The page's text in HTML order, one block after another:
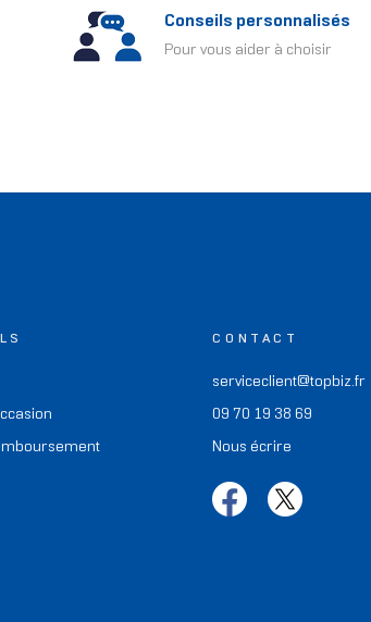
Conseils personnalisés
Pour vous aider à choisir
CONTACT
serviceclient@topbiz.fr
09 70 19 38 69
Nous écrire